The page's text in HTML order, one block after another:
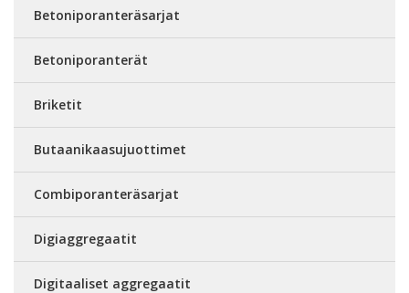
Betoniporanteräsarjat
Betoniporanterät
Briketit
Butaanikaasujuottimet
Combiporanteräsarjat
Digiaggregaatit
Digitaaliset aggregaatit